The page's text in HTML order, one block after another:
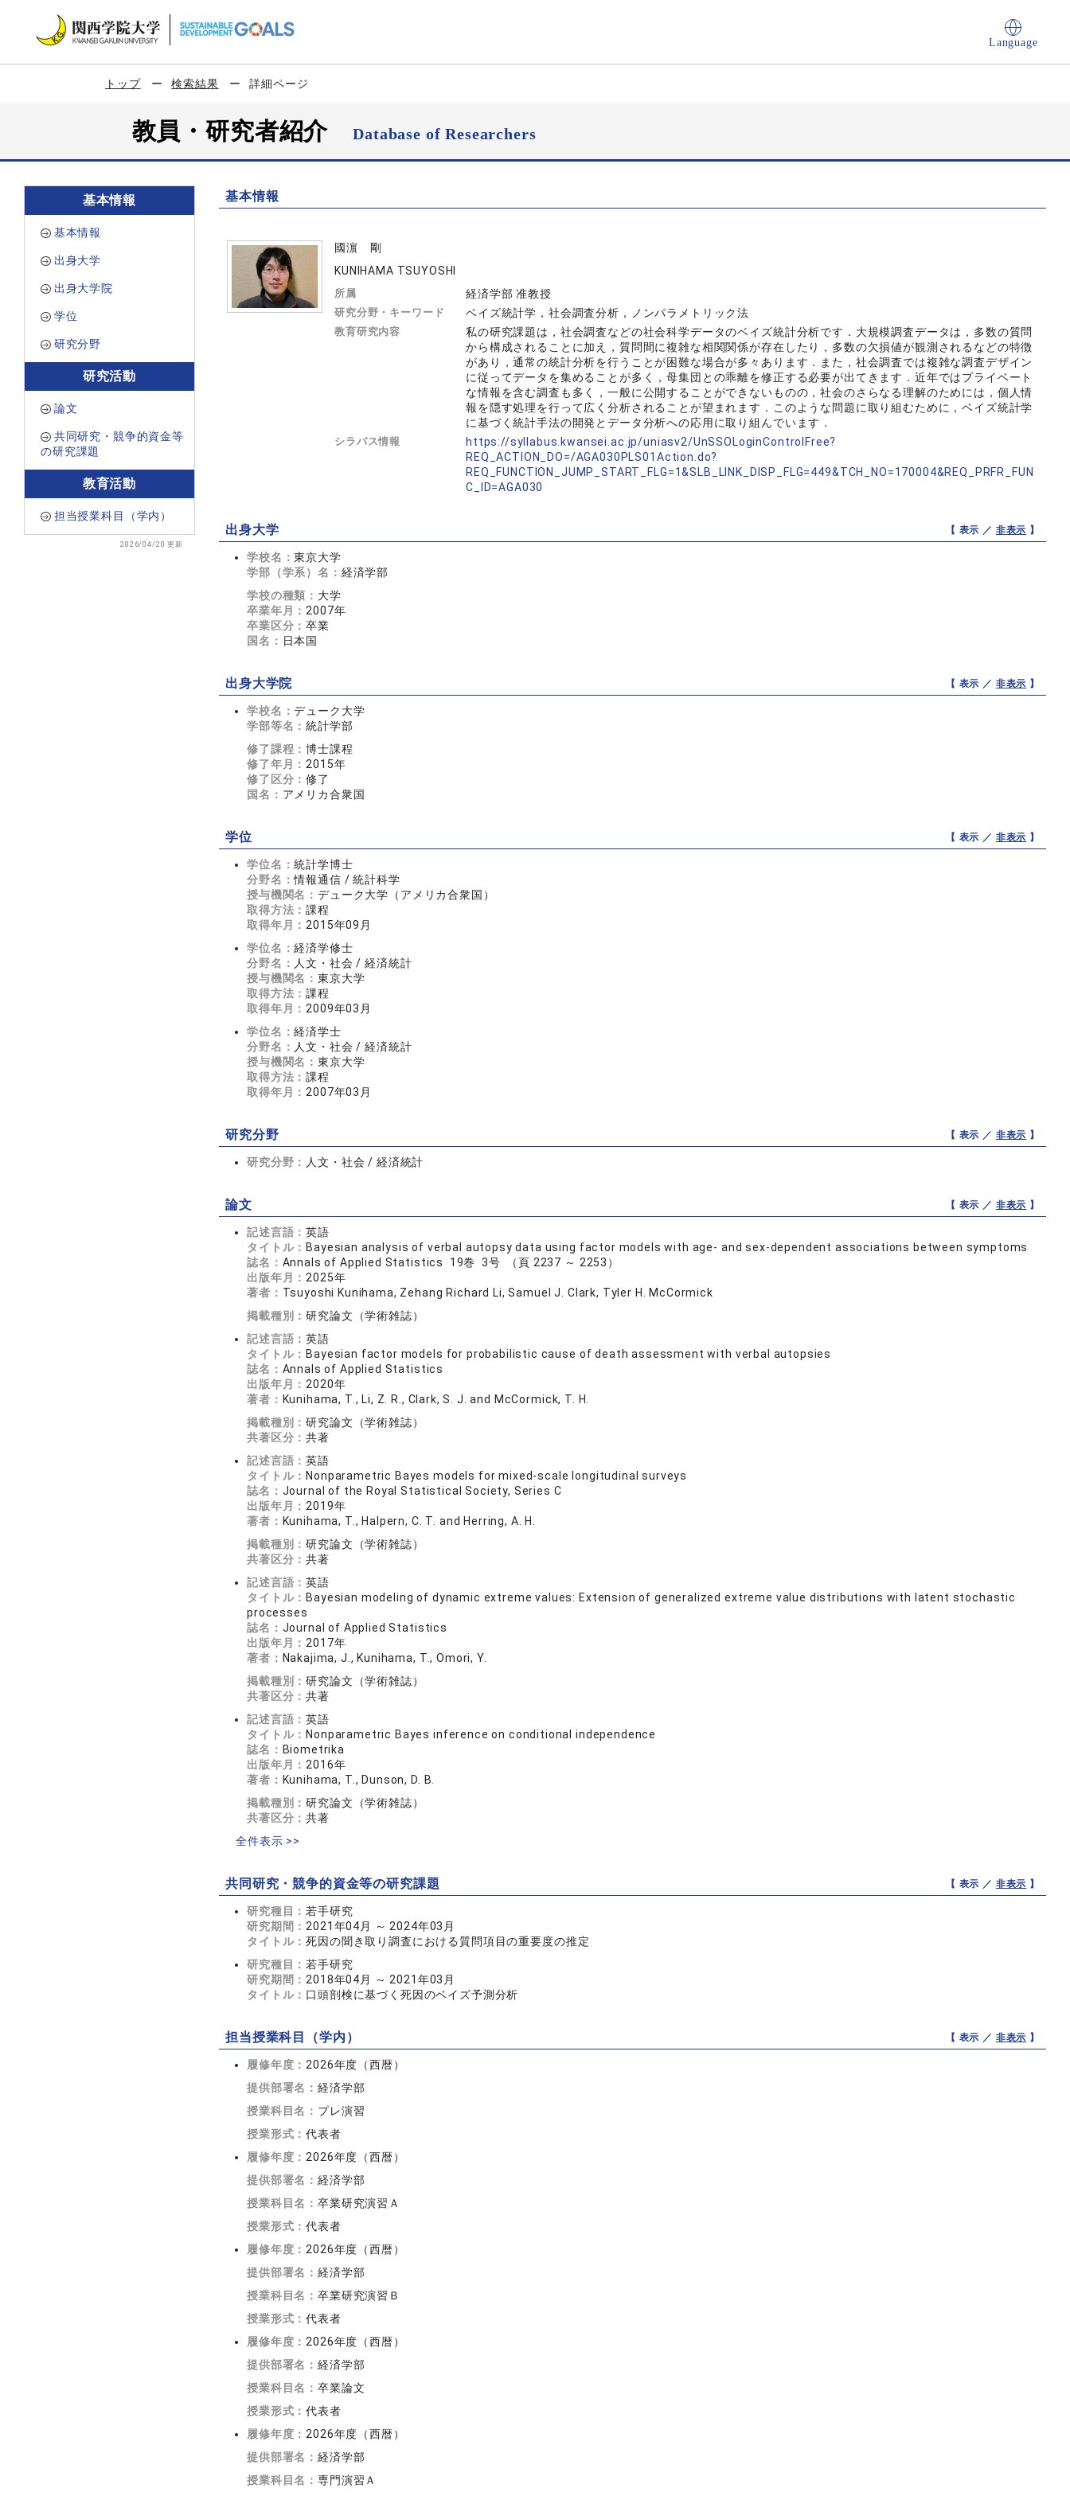
Language
トップ 検索結果 詳細ページ
教員・研究者紹介Database of Researchers
基本情報
基本情報
出身大学
出身大学院
学位
研究分野
研究活動
論文
共同研究・競争的資金等
の研究課題
教育活動
担当授業科目（学内）
2026/04/20 更新
基本情報
國濵 剛
KUNIHAMA TSUYOSHI
所属 経済学部 准教授
研究分野・キーワード ベイズ統計学，社会調査分析，ノンパラメトリック法
教育研究内容
私の研究課題は，社会調査などの社会科学データのベイズ統計分析です．大規模調査データは，多数の質問
から構成されることに加え，質問間に複雑な相関関係が存在したり，多数の欠損値が観測されるなどの特徴
があり，通常の統計分析を行うことが困難な場合が多々あります．また，社会調査では複雑な調査デザイン
に従ってデータを集めることが多く，母集団との乖離を修正する必要が出てきます．近年ではプライベート
な情報を含む調査も多く，一般に公開することができないものの，社会のさらなる理解のためには，個人情
報を隠す処理を行って広く分析されることが望まれます．このような問題に取り組むために，ベイズ統計学
に基づく統計手法の開発とデータ分析への応用に取り組んでいます．
シラバス情報
https://syllabus.kwansei.ac.jp/uniasv2/UnSSOLoginControlFree?
REQ_ACTION_DO=/AGA030PLS01Action.do?
REQ_FUNCTION_JUMP_START_FLG=1&SLB_LINK_DISP_FLG=449&TCH_NO=170004&REQ_PRFR_FUN
C_ID=AGA030
出身大学 【 表示 ／ 非表示 】
学校名：東京大学
学部（学系）名： 経済学部
学校の種類： 大学
卒業年月： 2007年
卒業区分：卒業
国名： 日本国
出身大学院 【 表示 ／ 非表示 】
学校名：デューク大学
学部等名：統計学部
修了課程：博士課程
修了年月： 2015年
修了区分：修了
国名： アメリカ合衆国
学位 【 表示 ／ 非表示 】
学位名：統計学博士
分野名：情報通信 / 統計科学
授与機関名：デューク大学（アメリカ合衆国）
取得方法：課程
取得年月： 2015年09月
学位名：経済学修士
分野名： 人文・社会 / 経済統計
授与機関名：東京大学
取得方法：課程
取得年月： 2009年03月
学位名：経済学士
分野名： 人文・社会 / 経済統計
授与機関名：東京大学
取得方法：課程
取得年月： 2007年03月
研究分野 【 表示 ／ 非表示 】
研究分野： 人文・社会 / 経済統計
論文 【 表示 ／ 非表示 】
記述言語：英語
タイトル： Bayesian analysis of verbal autopsy data using factor models with age- and sex-dependent associations between symptoms
誌名： Annals of Applied Statistics 19巻 3号 （頁 2237 ～ 2253）
出版年月： 2025年
著者： Tsuyoshi Kunihama, Zehang Richard Li, Samuel J. Clark, Tyler H. McCormick
掲載種別：研究論文（学術雑誌）
記述言語：英語
タイトル： Bayesian factor models for probabilistic cause of death assessment with verbal autopsies
誌名： Annals of Applied Statistics
出版年月： 2020年
著者： Kunihama, T., Li, Z. R., Clark, S. J. and McCormick, T. H.
掲載種別：研究論文（学術雑誌）
共著区分：共著
記述言語：英語
タイトル： Nonparametric Bayes models for mixed-scale longitudinal surveys
誌名： Journal of the Royal Statistical Society, Series C
出版年月： 2019年
著者： Kunihama, T., Halpern, C. T. and Herring, A. H.
掲載種別：研究論文（学術雑誌）
共著区分：共著
記述言語：英語
タイトル： Bayesian modeling of dynamic extreme values: Extension of generalized extreme value distributions with latent stochastic
processes
誌名： Journal of Applied Statistics
出版年月： 2017年
著者： Nakajima, J., Kunihama, T., Omori, Y.
掲載種別：研究論文（学術雑誌）
共著区分：共著
記述言語：英語
タイトル： Nonparametric Bayes inference on conditional independence
誌名： Biometrika
出版年月： 2016年
著者： Kunihama, T., Dunson, D. B.
掲載種別：研究論文（学術雑誌）
共著区分：共著
全件表示 >>
共同研究・競争的資金等の研究課題 【 表示 ／ 非表示 】
研究種目：若手研究
研究期間： 2021年04月 ～ 2024年03月
タイトル：死因の聞き取り調査における質問項目の重要度の推定
研究種目：若手研究
研究期間： 2018年04月 ～ 2021年03月
タイトル： 口頭剖検に基づく死因のベイズ予測分析
担当授業科目（学内） 【 表示 ／ 非表示 】
履修年度： 2026年度（西暦）
提供部署名：経済学部
授業科目名： プレ演習
授業形式：代表者
履修年度： 2026年度（西暦）
提供部署名：経済学部
授業科目名：卒業研究演習Ａ
授業形式：代表者
履修年度： 2026年度（西暦）
提供部署名：経済学部
授業科目名：卒業研究演習Ｂ
授業形式：代表者
履修年度： 2026年度（西暦）
提供部署名：経済学部
授業科目名：卒業論文
授業形式：代表者
履修年度： 2026年度（西暦）
提供部署名：経済学部
授業科目名：専門演習Ａ